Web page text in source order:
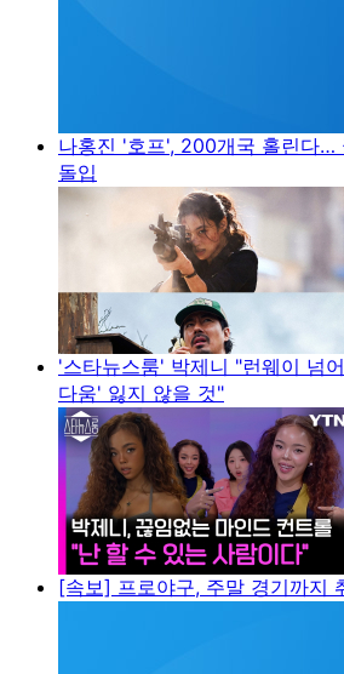
나홍진 '호프', 200개국 홀린다…
돌입
'스타뉴스룸' 박제니 "런웨이 넘
다움' 잃지 않을 것"
[속보] 프로야구, 주말 경기까지